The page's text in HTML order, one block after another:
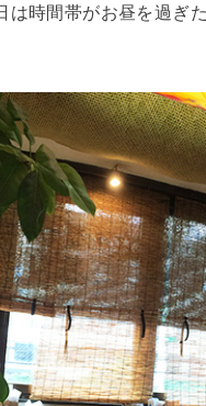
は時間帯がお昼を過ぎ